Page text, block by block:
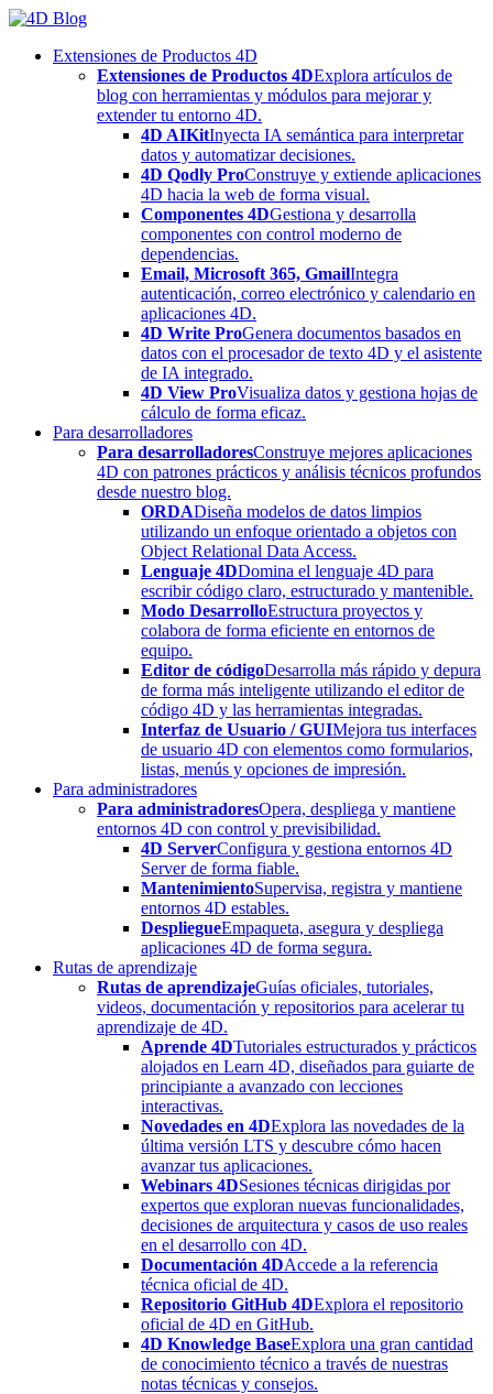
Skip
contentExtensiones de Productos 4D
Extensiones de Productos 4DExplora artículos de
blog con herramientas y módulos para mejorar y
extender tu entorno 4D.
4D AIKitInyecta IA semántica para interpretar
datos y automatizar decisiones.
4D Qodly ProConstruye y extiende aplicaciones
4D hacia la web de forma visual.
Componentes 4DGestiona y desarrolla
componentes con control moderno de
dependencias.
Email, Microsoft 365, GmailIntegra
autenticación, correo electrónico y calendario en
aplicaciones 4D.
4D Write ProGenera documentos basados en
datos con el procesador de texto 4D y el asistente
de IA integrado.
4D View ProVisualiza datos y gestiona hojas de
cálculo de forma eficaz.
Para desarrolladores
Para desarrolladoresConstruye mejores aplicaciones
4D con patrones prácticos y análisis técnicos profundos
desde nuestro blog.
ORDADiseña modelos de datos limpios
utilizando un enfoque orientado a objetos con
Object Relational Data Access.
Lenguaje 4DDomina el lenguaje 4D para
escribir código claro, estructurado y mantenible.
Modo DesarrolloEstructura proyectos y
colabora de forma eficiente en entornos de
equipo.
Editor de códigoDesarrolla más rápido y depura
de forma más inteligente utilizando el editor de
código 4D y las herramientas integradas.
Interfaz de Usuario / GUIMejora tus interfaces
de usuario 4D con elementos como formularios,
listas, menús y opciones de impresión.
Para administradores
Para administradoresOpera, despliega y mantiene
entornos 4D con control y previsibilidad.
4D ServerConfigura y gestiona entornos 4D
Server de forma fiable.
MantenimientoSupervisa, registra y mantiene
entornos 4D estables.
DespliegueEmpaqueta, asegura y despliega
aplicaciones 4D de forma segura.
Rutas de aprendizaje
Rutas de aprendizajeGuías oficiales, tutoriales,
videos, documentación y repositorios para acelerar tu
aprendizaje de 4D.
Aprende 4DTutoriales estructurados y prácticos
alojados en Learn 4D, diseñados para guiarte de
principiante a avanzado con lecciones
interactivas.
Novedades en 4DExplora las novedades de la
última versión LTS y descubre cómo hacen
avanzar tus aplicaciones.
Webinars 4DSesiones técnicas dirigidas por
expertos que exploran nuevas funcionalidades,
decisiones de arquitectura y casos de uso reales
en el desarrollo con 4D.
Documentación 4DAccede a la referencia
técnica oficial de 4D.
Repositorio GitHub 4DExplora el repositorio
oficial de 4D en GitHub.
4D Knowledge BaseExplora una gran cantidad
de conocimiento técnico a través de nuestras
notas técnicas y consejos.